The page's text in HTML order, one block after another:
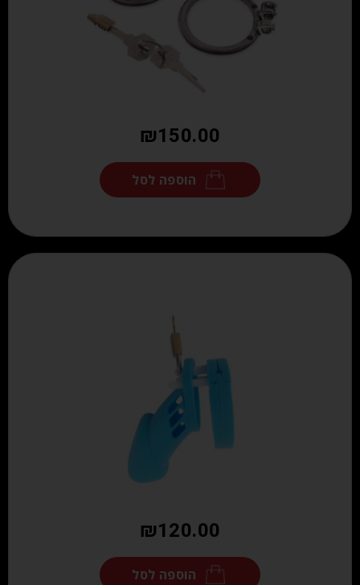
₪150.00
הוספה לסל
₪120.00
הוספה לסל